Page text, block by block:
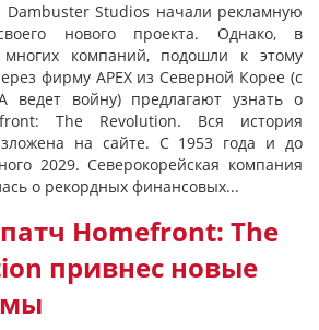
Dambuster Studios начали рекламную
нового проекта. Однако, в
компаний, подошли к этому
фирму APEX из Северной Корее (с
ведет войну) предлагают узнать о
The Revolution. Вся история
на сайте. С 1953 года и до
2029. Северокорейская компания
о рекордных финансовых...
Homefront: The
привнес новые